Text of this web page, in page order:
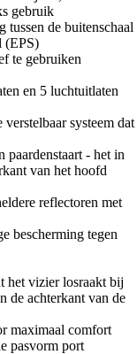
gebruik
de buitenschaal
(EPS)
te gebruiken
en 5 luchtuitlaten
systeem dat
paardenstaart - het in
van het hoofd
reflectoren met
bescherming tegen
het vizier losraakt bij
de achterkant van de
maximaal comfort
pasvorm port